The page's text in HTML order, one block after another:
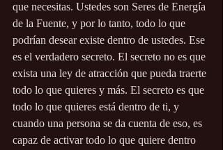
que necesitas. Ustedes son Seres de Energía
de la Fuente, y por lo tanto, todo lo que
podrían desear existe dentro de ustedes. Ese
es el verdadero secreto. El secreto no es que
exista una ley de atracción que pueda traerte
todo lo que quieres y más. El secreto es que
todo lo que quieres está dentro de ti, y
cuando una persona se da cuenta de eso, es
capaz de activar todo lo que quiere dentro